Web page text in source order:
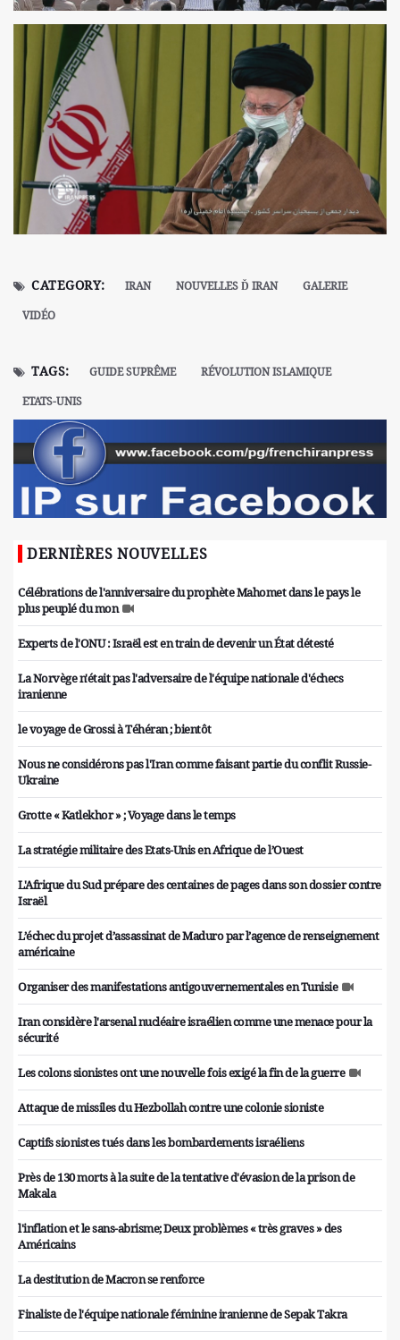
CATEGORY: IRAN NOUVELLES Ď IRAN
GALERIE
VIDÉO
TAGS: GUIDE SUPRÊME
RÉVOLUTION ISLAMIQUE
ETATS-UNIS
DERNIÈRES NOUVELLES
Célébrations de l'anniversaire du prophète Mahomet dans le pays le
plus peuplé du mon
Experts de l'ONU : Israël est en train de devenir un État détesté
La Norvège n'était pas l'adversaire de l'équipe nationale d'échecs
iranienne
le voyage de Grossi à Téhéran ; bientôt
Nous ne considérons pas l'Iran comme faisant partie du conflit Russie-
Ukraine
Grotte « Katlekhor » ; Voyage dans le temps
La stratégie militaire des Etats-Unis en Afrique de l’Ouest
L'Afrique du Sud prépare des centaines de pages dans son dossier contre
Israël
L’échec du projet d’assassinat de Maduro par l’agence de renseignement
américaine
Organiser des manifestations antigouvernementales en Tunisie
Iran considère l'arsenal nucléaire israélien comme une menace pour la
sécurité
Les colons sionistes ont une nouvelle fois exigé la fin de la guerre
Attaque de missiles du Hezbollah contre une colonie sioniste
Captifs sionistes tués dans les bombardements israéliens
Près de 130 morts à la suite de la tentative d'évasion de la prison de
Makala
l'inflation et le sans-abrisme; Deux problèmes « très graves » des
Américains
La destitution de Macron se renforce
Finaliste de l'équipe nationale féminine iranienne de Sepak Takra